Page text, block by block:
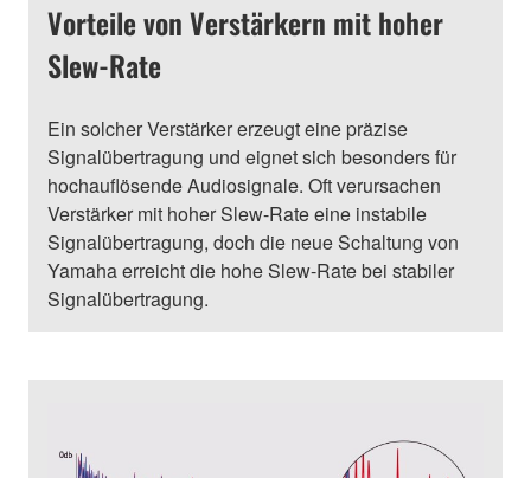
Vorteile von Verstärkern mit hoher
Slew-Rate
Ein solcher Verstärker erzeugt eine präzise
Signalübertragung und eignet sich besonders für
hochauflösende Audiosignale. Oft verursachen
Verstärker mit hoher Slew-Rate eine instabile
Signalübertragung, doch die neue Schaltung von
Yamaha erreicht die hohe Slew-Rate bei stabiler
Signalübertragung.